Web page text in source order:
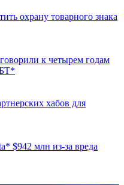
охрану товарного знака
к четырем годам
хабов для
$942 млн из-за вреда